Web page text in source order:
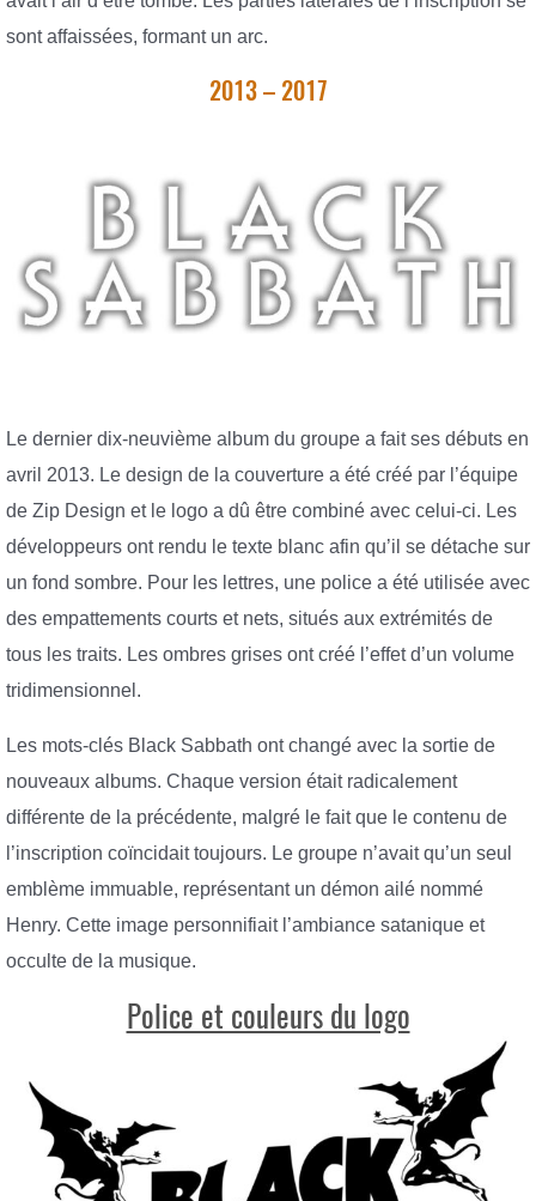
sont affaissées, formant un arc.
2013 – 2017
Le dernier dix-neuvième album du groupe a fait ses débuts en
avril 2013. Le design de la couverture a été créé par l’équipe
de Zip Design et le logo a dû être combiné avec celui-ci. Les
développeurs ont rendu le texte blanc afin qu’il se détache sur
un fond sombre. Pour les lettres, une police a été utilisée avec
des empattements courts et nets, situés aux extrémités de
tous les traits. Les ombres grises ont créé l’effet d’un volume
tridimensionnel.
Les mots-clés Black Sabbath ont changé avec la sortie de
nouveaux albums. Chaque version était radicalement
différente de la précédente, malgré le fait que le contenu de
l’inscription coïncidait toujours. Le groupe n’avait qu’un seul
emblème immuable, représentant un démon ailé nommé
Henry. Cette image personnifiait l’ambiance satanique et
occulte de la musique.
Police et couleurs du logo